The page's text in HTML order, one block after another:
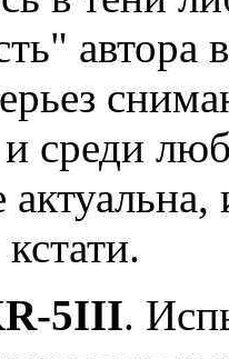
автора
среди
5III.